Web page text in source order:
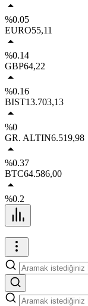
%0.05
EURO55,11
%0.14
GBP64,22
%0.16
BIST13.703,13
%0
GR. ALTIN6.519,98
%0.37
BTC64.586,00
%0.2